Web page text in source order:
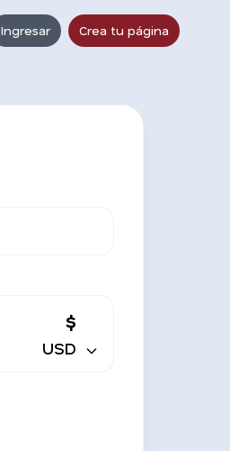
Ingresar Crea tu página
$
USD